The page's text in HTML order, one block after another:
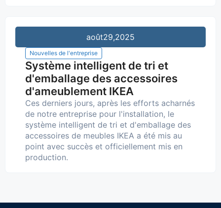
août29,2025
Nouvelles de l'entreprise
Système intelligent de tri et
d'emballage des accessoires
d'ameublement IKEA
Ces derniers jours, après les efforts acharnés
de notre entreprise pour l'installation, le
système intelligent de tri et d'emballage des
accessoires de meubles IKEA a été mis au
point avec succès et officiellement mis en
production.